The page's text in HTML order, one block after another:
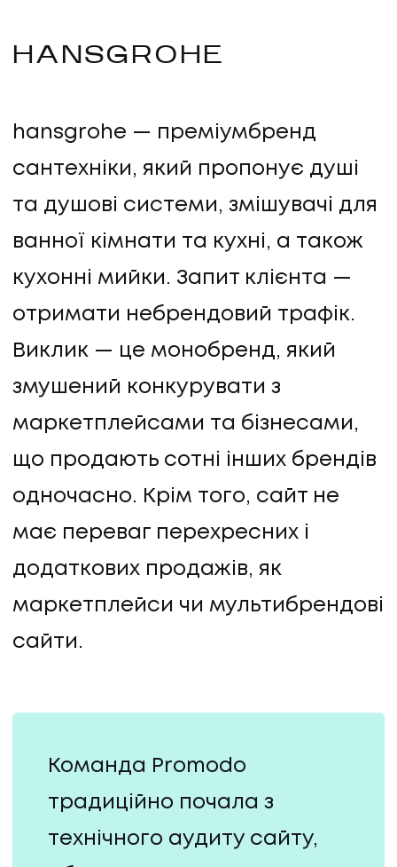
HANSGROHE
hansgrohe — преміумбренд
сантехніки, який пропонує душі
та душові системи, змішувачі для
ванної кімнати та кухні, а також
кухонні мийки. Запит клієнта —
отримати небрендовий трафік.
Виклик — це монобренд, який
змушений конкурувати з
маркетплейсами та бізнесами,
що продають сотні інших брендів
одночасно. Крім того, сайт не
має переваг перехресних і
додаткових продажів, як
маркетплейси чи мультибрендові
сайти.
Команда Promodo
традиційно почала з
технічного аудиту сайту,